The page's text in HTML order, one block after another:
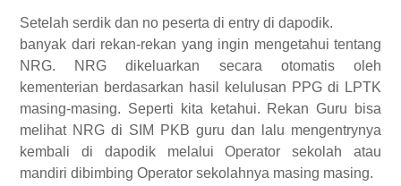
Setelah serdik dan no peserta di entry di dapodik.
banyak dari rekan-rekan yang ingin mengetahui tentang
NRG. NRG dikeluarkan secara otomatis oleh
kementerian berdasarkan hasil kelulusan PPG di LPTK
masing-masing. Seperti kita ketahui. Rekan Guru bisa
melihat NRG di SIM PKB guru dan lalu mengentrynya
kembali di dapodik melalui Operator sekolah atau
mandiri dibimbing Operator sekolahnya masing masing.